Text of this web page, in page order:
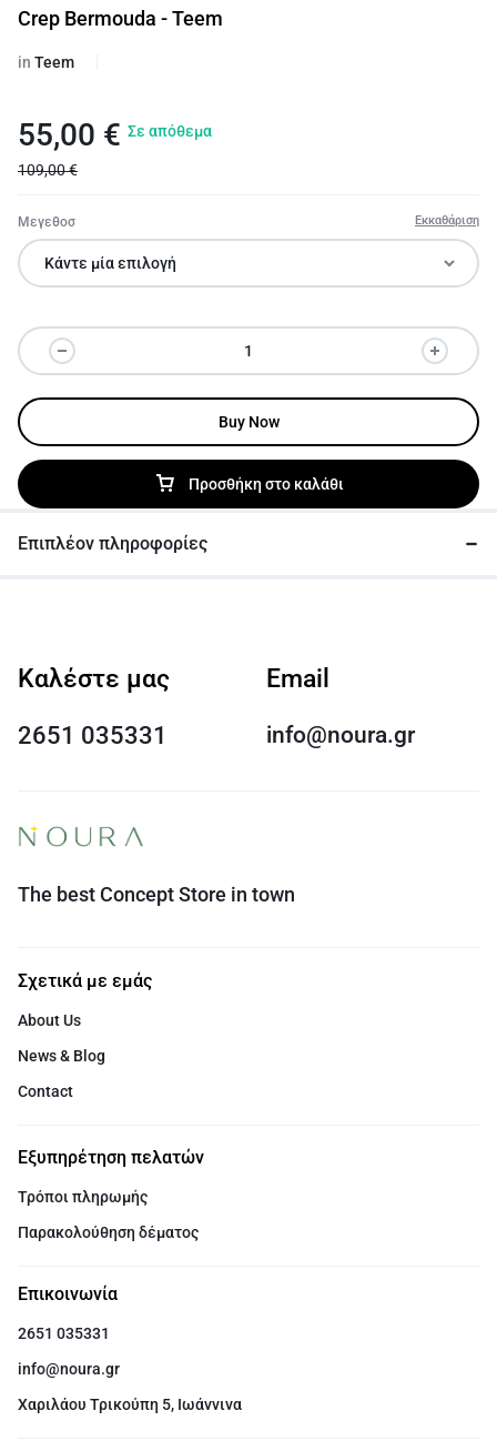
Crep Bermouda - Teem
in Teem
55,00 €
109,00€
Σε απόθεμα
Μεγεθοσ Εκκαθάριση
Προσθήκη στο καλάθι
Buy Now
Επιπλέον πληροφορίες
Καλέστε μας
2651 035331
Email
info@noura.gr
The best Concept Store in town
Σχετικά με εμάς
About Us
News & Blog
Contact
Εξυπηρέτηση πελατών
Τρόποι πληρωμής
Παρακολούθηση δέματος
Επικοινωνία
2651 035331
info@noura.gr
Χαριλάου Τρικούπη 5, Ιωάννινα